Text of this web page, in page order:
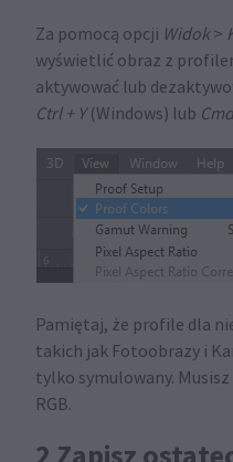
Za pomocą opcji Widok>
wyświetlić obraz z
aktywować lub
Ctrl + Y(Windows) lub
Pamiętaj, że profile dla
takich jak Fotoobrazy i
tylko symulowany.
RGB.